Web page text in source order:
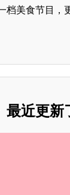
档美食节目，
近更新